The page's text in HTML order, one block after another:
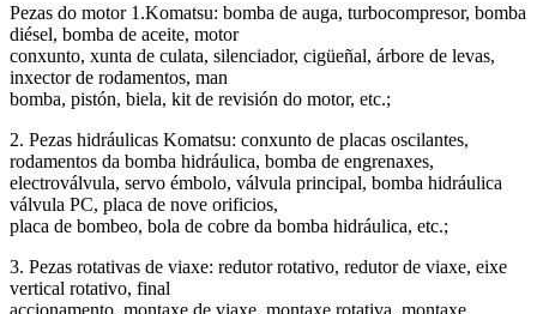
Pezas do motor 1.Komatsu: bomba de auga, turbocompresor, bomba
diésel, bomba de aceite, motor
conxunto, xunta de culata, silenciador, cigüeñal, árbore de levas,
inxector de rodamentos, man
bomba, pistón, biela, kit de revisión do motor, etc.;
2. Pezas hidráulicas Komatsu: conxunto de placas oscilantes,
rodamentos da bomba hidráulica, bomba de engrenaxes,
electroválvula, servo émbolo, válvula principal, bomba hidráulica
válvula PC, placa de nove orificios,
placa de bombeo, bola de cobre da bomba hidráulica, etc.;
3. Pezas rotativas de viaxe: redutor rotativo, redutor de viaxe, eixe
vertical rotativo, final
accionamento, montaxe de viaxe, montaxe rotativa, montaxe